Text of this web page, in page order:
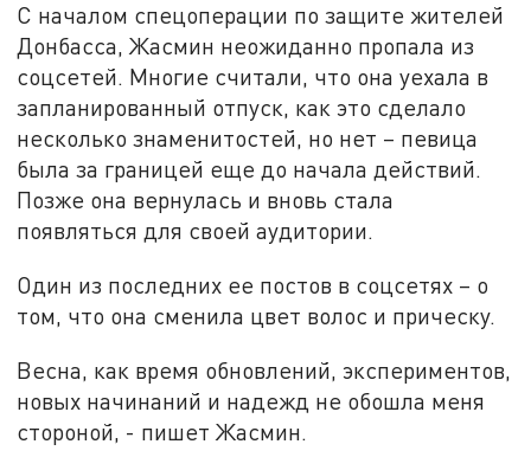
С началом спецоперации по защите жителей
Донбасса, Жасмин неожиданно пропала из
соцсетей. Многие считали, что она уехала в
запланированный отпуск, как это сделало
несколько знаменитостей, но нет – певица
была за границей еще до начала действий.
Позже она вернулась и вновь стала
появляться для своей аудитории.
Один из последних ее постов в соцсетях – о
том, что она сменила цвет волос и прическу.
Весна, как время обновлений, экспериментов,
новых начинаний и надежд не обошла меня
стороной, - пишет Жасмин.